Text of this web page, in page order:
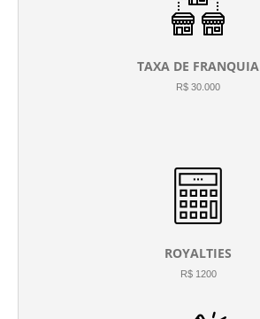
TAXA DE FRANQUIA
R$ 30.000
ROYALTIES
R$ 1200